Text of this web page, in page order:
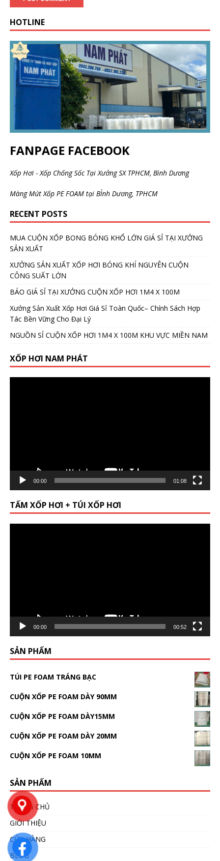
HOTLINE
FANPAGE FACEBOOK
Xốp Hơi - Xốp Chống Sốc Tại Xưởng SX TPHCM, Bình Dương
Màng Mút Xốp PE FOAM tại BÌnh Dương, TPHCM
RECENT POSTS
MUA CUỘN XỐP BONG BÓNG KHỔ LỚN GIÁ SỈ TẠI XƯỞNG
SẢN XUẤT
XƯỞNG SẢN XUẤT XỐP HƠI BÓNG KHÍ NGUYÊN CUỘN
CÔNG SUẤT LỚN
BÁO GIÁ SỈ TẠI XƯỞNG CUỘN XỐP HƠI 1M4 X 100M
Xưởng Sản Xuất Xốp Hơi Giá Sỉ Toàn Quốc– Chính Sách Hợp
Tác Bền Vững Cho Đại Lý
NGUỒN SỈ CUỘN XỐP HƠI 1M4 X 100M KHU VỰC MIỀN NAM
XỐP HƠI NAM PHÁT
00:00 01:08
TẤM XỐP HƠI + TÚI XỐP HƠI
00:00 00:52
SẢN PHẨM
TÚI PE FOAM TRÁNG BẠC
CUỘN XỐP PE FOAM DÀY 90MM
CUỘN XỐP PE FOAM DÀY15MM
CUỘN XỐP PE FOAM DÀY 20MM
CUỘN XỐP PE FOAM 10MM
SẢN PHẨM
TRANG CHỦ
GIỚI THIỆU
CỬA HÀNG
BLOG